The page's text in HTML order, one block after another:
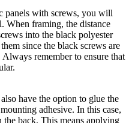
panels with screws, you will
When framing, the distance
into the black polyester
since the black screws are
remember to ensure that
have the option to glue the
adhesive. In this case,
the back. This means applying